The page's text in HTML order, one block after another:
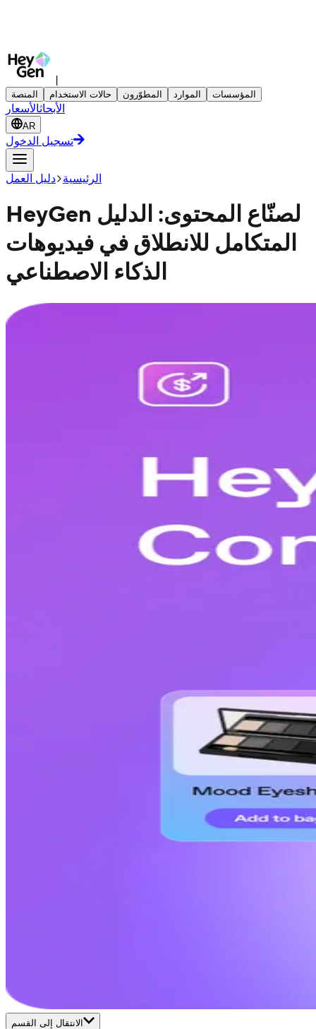
|
المنصة حالات الاستخدام المطوّرون الموارد المؤسسات
الأبحاثالأسعار
AR
تسجيل الدخول
الرئيسية دليل العمل
HeyGen لصنّاع المحتوى: الدليل
المتكامل للانطلاق في فيديوهات
الذكاء الاصطناعي
الانتقال إلى القسم